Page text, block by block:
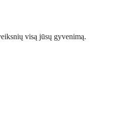
visą jūsų gyvenimą.